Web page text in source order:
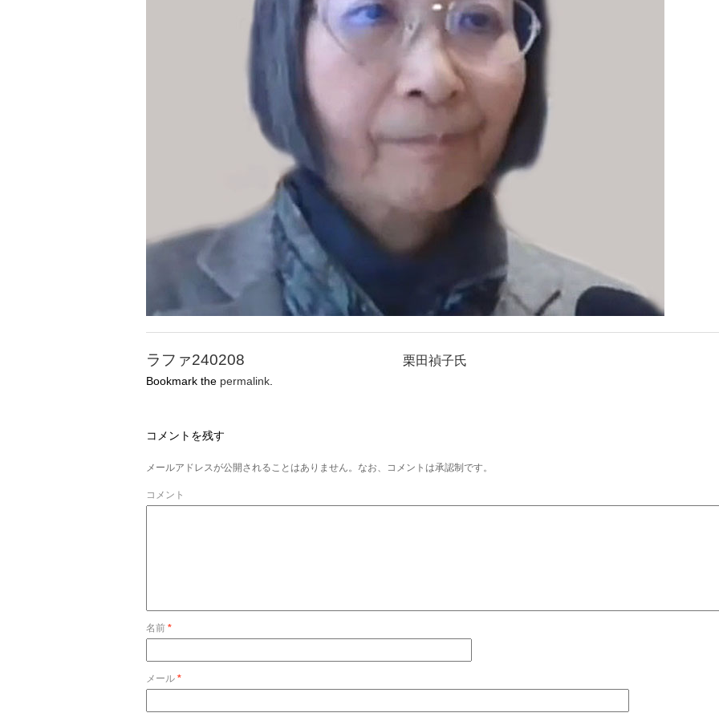
ラファ240208 栗田禎子氏
Bookmark the permalink
コメントを残す
メールアドレスが公開されることはありません。なお、コメントは承認制です。
コメント
名前 *
メール *